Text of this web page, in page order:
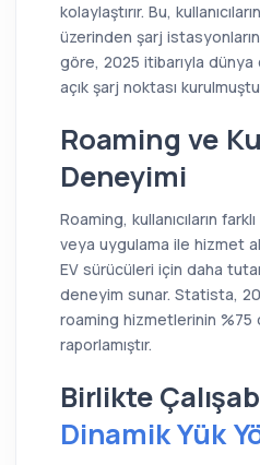
kolaylaştırır. Bu,
üzerinden şarj
göre, 2025 itibarıyla dünya
açık şarj noktası
Roaming ve
Deneyimi
Roaming, kullanıcıların
veya uygulama ile hizmet
EV sürücüleri için daha
deneyim sunar. Statista,
roaming hizmetlerinin %75
raporlamıştır.
Birlikte
Dinamik Yük